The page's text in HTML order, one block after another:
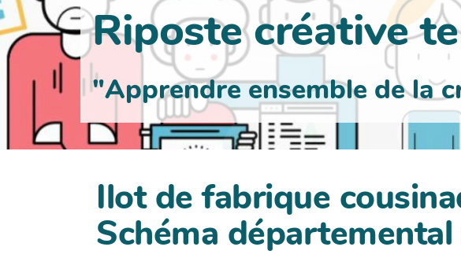
Riposte créative
"Apprendre ensemble de la
Ilot de fabrique
Schéma